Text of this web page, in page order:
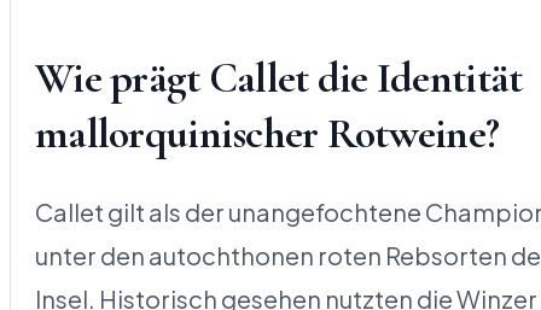
Wie prägt Callet die Identität
mallorquinischer Rotweine?
Callet gilt als der unangefochtene
unter den autochthonen roten Rebsorten
Insel. Historisch gesehen nutzten die Winzer